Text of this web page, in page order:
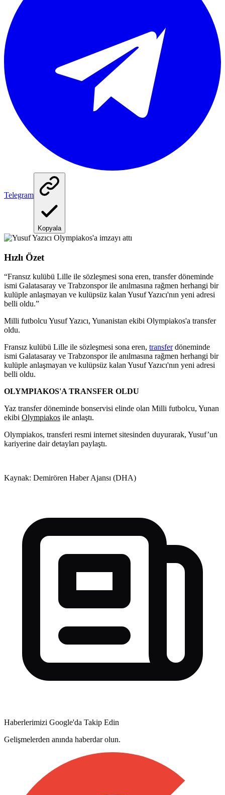
Telegram
Kopyala
Hızlı Özet
“Fransız kulübü Lille ile sözleşmesi sona eren, transfer döneminde
ismi Galatasaray ve Trabzonspor ile anılmasına rağmen herhangi bir
kulüple anlaşmayan ve kulüpsüz kalan Yusuf Yazıcı'nın yeni adresi
belli oldu.”
Milli futbolcu Yusuf Yazıcı, Yunanistan ekibi Olympiakos'a transfer
oldu.
Fransız kulübü Lille ile sözleşmesi sona eren, transferdöneminde
ismi Galatasaray ve Trabzonspor ile anılmasına rağmen herhangi bir
kulüple anlaşmayan ve kulüpsüz kalan Yusuf Yazıcı'nın yeni adresi
belli oldu.
OLYMPIAKOS'A TRANSFER OLDU
Yaz transfer döneminde bonservisi elinde olan Milli futbolcu, Yunan
ekibi Olympiakos ile anlaştı.
Olympiakos, transferi resmi internet sitesinden duyurarak, Yusuf’un
kariyerine dair detayları paylaştı.
Kaynak: Demirören Haber Ajansı (DHA)
Haberlerimizi Google'da Takip Edin
Gelişmelerden anında haberdar olun.